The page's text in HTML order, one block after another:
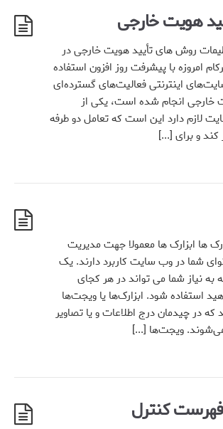
هویت خارجی
روش های تأیید هویت خارجی در
امروزه با پیشرفت روز افزون استفاده
اینترنتی فعالیت‌های گسترده‌ای
خارجی انجام شده است، یکی از
لازم دارد این است که تعامل دو طرفه
کند و برای [...]
ها ابزارک ها معمولا جهت مدیریت
شما در وب سایت کاربرد دارند. یک
نیاز شما می تواند در هر کجای
استفاده شود. ابزارک‌ها یا ویجت‌ها
در چیدمان درج اطلاعات و یا تصاویر
ویجت‌ها [...]
کنترل